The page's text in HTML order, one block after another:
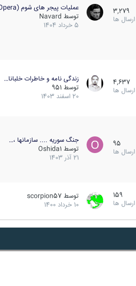
3,279
ارسال ها
عملیات پیجر های شوم (Opera…
توسط Navard
5 خرداد 1404
4,637
ارسال ها
زندگی نامه و خاطرات خلبانا…
توسط 951
20 اسفند 1403
95
ارسال ها
جنگ سوریه .... سازمانها ،…
توسط Oshida1
21 آذر 1403
159
ارسال ها
توسط scorpion57
10 خرداد 1400